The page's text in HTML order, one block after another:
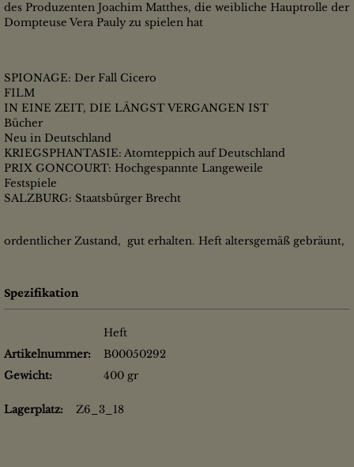
des Produzenten Joachim Matthes, die weibliche Hauptrolle der
Dompteuse Vera Pauly zu spielen hat
SPIONAGE: Der Fall Cicero
FILM
IN EINE ZEIT, DIE LÄNGST VERGANGEN IST
Bücher
Neu in Deutschland
KRIEGSPHANTASIE: Atomteppich auf Deutschland
PRIX GONCOURT: Hochgespannte Langeweile
Festspiele
SALZBURG: Staatsbürger Brecht
ordentlicher Zustand, gut erhalten. Heft altersgemäß gebräunt,
Spezifikation
Heft
Artikelnummer:
B00050292
Gewicht:
400 gr
Lagerplatz: Z6_3_18